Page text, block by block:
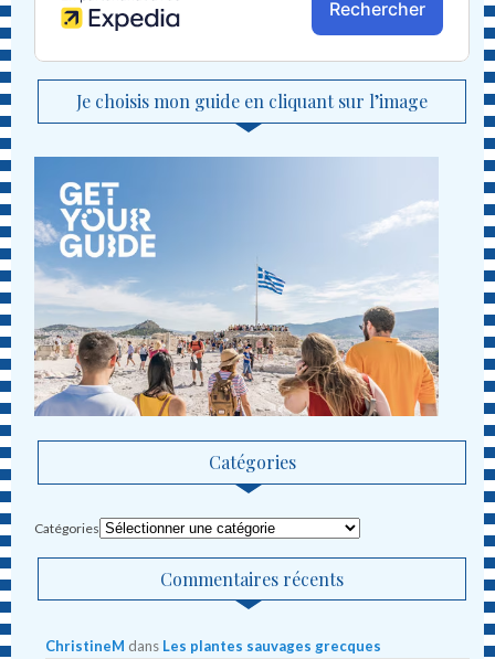
Je choisis mon guide en cliquant sur l’image
Catégories
Catégories
Commentaires récents
ChristineM dans Les plantes sauvages grecques